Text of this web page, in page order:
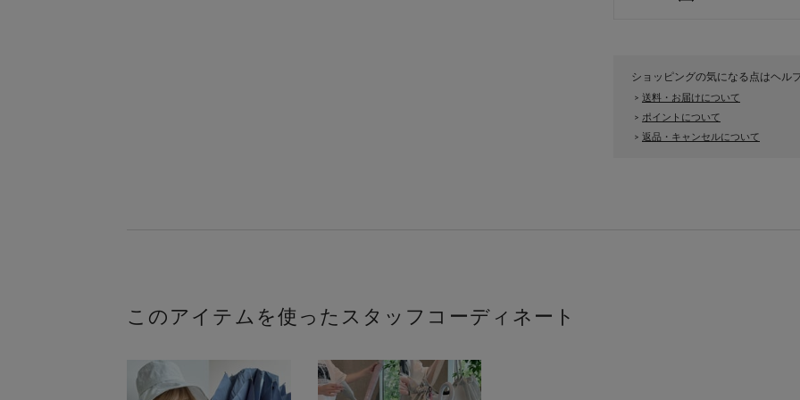
ショッピングの気になる点はヘル
> 送料・お届けについて
> ポイントについて
> 返品・キャンセルについて
このアイテムを使ったスタッフコーディネート